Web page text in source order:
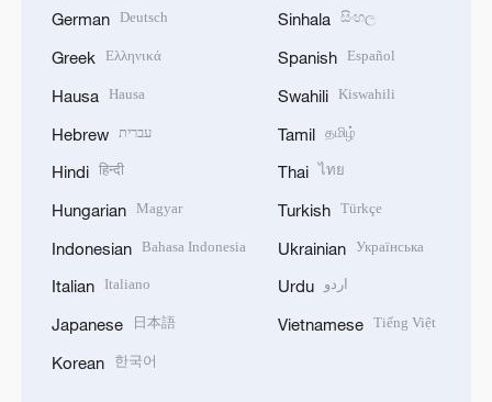
German Deutsch
Greek Ελληνικά
Hausa Hausa
Hebrew עברית
Hindi हिन्दी
Hungarian Magyar
Indonesian Bahasa Indonesia
Italian Italiano
Japanese 日本語
Korean 한국어
Sinhala සිංහල
Spanish Español
Swahili Kiswahili
Tamil தமிழ்
Thai ไทย
Turkish Türkçe
Ukrainian Українська
Urdu اردو
Vietnamese Tiếng Việt